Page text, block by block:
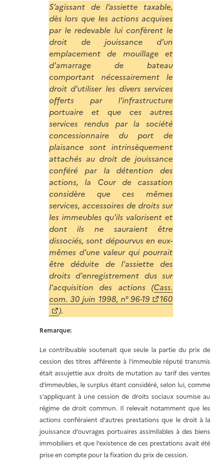
S’agissant de l’assiette taxable,
dès lors que les actions acquises
par le redevable lui confèrent le
droit de jouissance d'un
emplacement de mouillage et
d'amarrage de bateau
comportant nécessairement le
droit d'utiliser les divers services
offerts par l'infrastructure
portuaire et que ces autres
services rendus par la société
concessionnaire du port de
plaisance sont intrinsèquement
attachés au droit de jouissance
conféré par la détention des
actions, la Cour de cassation
considère que ces mêmes
services, accessoires de droits sur
les immeubles qu'ils valorisent et
dont ils ne sauraient être
dissociés, sont dépourvus en eux-
mêmes d'une valeur qui pourrait
être déduite de l'assiette des
droits d'enregistrement dus sur
l'acquisition des actions (Cass.
com. 30 juin 1998, n° 96-19
160
).
Remarque:
Le contribuable soutenait que seule la partie du prix de
cession des titres afférente à l'immeuble réputé transmis
était assujettie aux droits de mutation au tarif des ventes
d'immeubles, le surplus étant considéré, selon lui, comme
s'appliquant à une cession de droits sociaux soumise au
régime de droit commun. Il relevait notamment que les
actions conféraient d'autres prestations que le droit à la
jouissance d'ouvrages portuaires assimilables à des biens
immobiliers et que l'existence de ces prestations avait été
prise en compte pour la fixation du prix de cession.